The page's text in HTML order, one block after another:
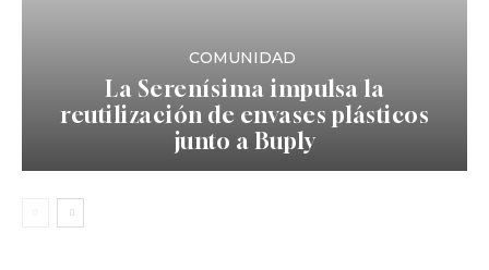
COMUNIDAD
La Serenísima impulsa la
reutilización de envases plásticos
junto a Buply